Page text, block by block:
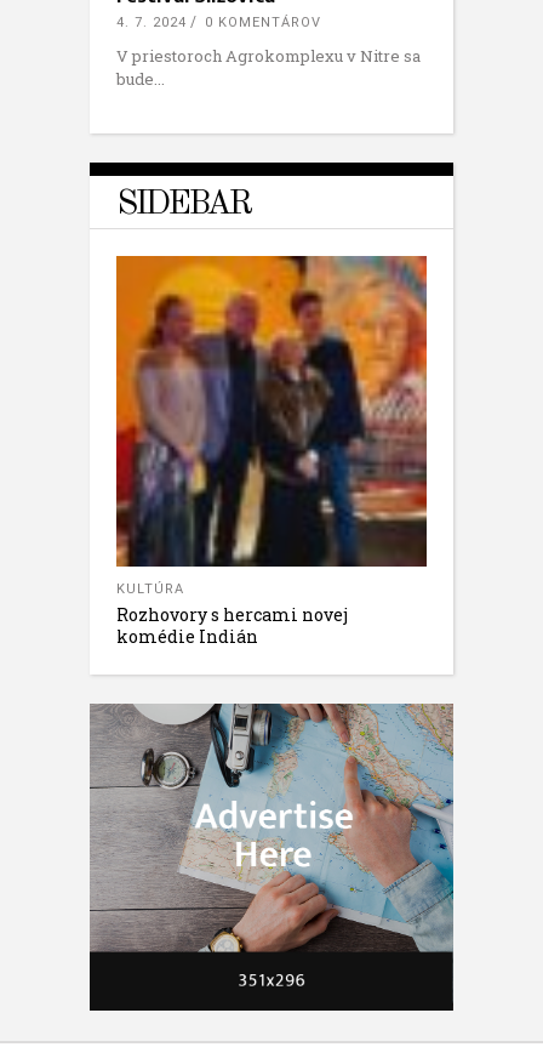
4. 7. 2024 0 KOMENTÁROV
V priestoroch Agrokomplexu v Nitre sa
bude
SIDEBAR
KULTÚRA
Rozhovory s hercami novej
komédie Indián